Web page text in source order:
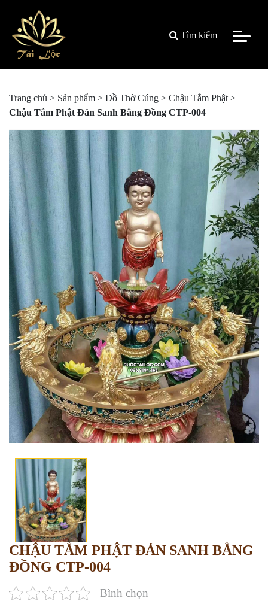
Tìm kiếm
Trang chủ > Sản phẩm > Đồ Thờ Cúng > Chậu Tắm Phật >
Chậu Tắm Phật Đản Sanh Bằng Đồng CTP-004
CHẬU TẮM PHẬT ĐẢN SANH BẰNG
ĐỒNG CTP-004
Bình chọn